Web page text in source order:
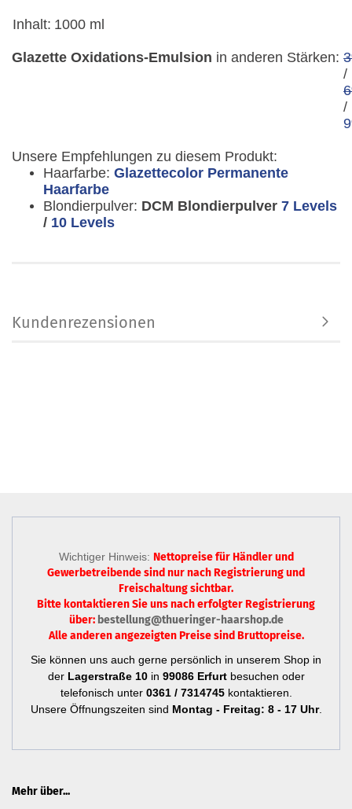
Inhalt: 1000 ml
Glazette Oxidations-Emulsion in anderen Stärken:
/
/
Unsere Empfehlungen zu diesem Produkt:
Haarfarbe: Glazettecolor Permanente
Haarfarbe
Blondierpulver: DCM Blondierpulver7 Levels
/ 10 Levels
Kundenrezensionen
Wichtiger Hinweis: Nettopreise für Händler und
Gewerbetreibende sind nurnach Registrierungund
Freischaltung sichtbar.
Bitte kontaktieren Sie uns nach erfolgter Registrierung
über: bestellung@thueringer-haarshop.de
Alle anderen angezeigten Preise sind Bruttopreise.
Sie können uns auch gerne persönlich in unserem Shop in
der Lagerstraße 10in 99086 Erfurtbesuchen oder
telefonisch unter 0361 / 7314745kontaktieren.
Unsere Öffnungszeiten sind Montag - Freitag: 8 - 17 Uhr.
Mehr über...